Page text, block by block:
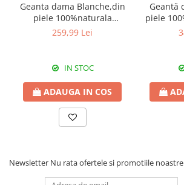
Geanta dama Blanche,din
piele 100%naturala
Italia,8246,negru
259,99 Lei
IN STOC
ADAUGA IN COS
Geantă
piele
Newsletter Nu rata ofertele si promotiile noastre